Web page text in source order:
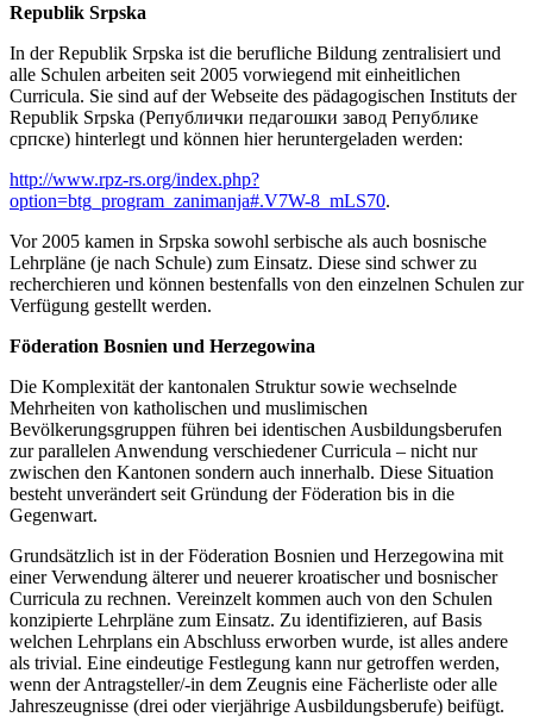
Republik Srpska
In der Republik Srpska ist die berufliche Bildung zentralisiert und
alle Schulen arbeiten seit 2005 vorwiegend mit einheitlichen
Curricula. Sie sind auf der Webseite des pädagogischen Instituts der
Republik Srpska (Републички педагошки завод Републике
српске) hinterlegt und können hier heruntergeladen werden:
http://www.rpz-rs.org/index.php?
option=btg_program_zanimanja#.V7W-8_mLS70.
Vor 2005 kamen in Srpska sowohl serbische als auch bosnische
Lehrpläne (je nach Schule) zum Einsatz. Diese sind schwer zu
recherchieren und können bestenfalls von den einzelnen Schulen zur
Verfügung gestellt werden.
Föderation Bosnien und Herzegowina
Die Komplexität der kantonalen Struktur sowie wechselnde
Mehrheiten von katholischen und muslimischen
Bevölkerungsgruppen führen bei identischen Ausbildungsberufen
zur parallelen Anwendung verschiedener Curricula – nicht nur
zwischen den Kantonen sondern auch innerhalb. Diese Situation
besteht unverändert seit Gründung der Föderation bis in die
Gegenwart.
Grundsätzlich ist in der Föderation Bosnien und Herzegowina mit
einer Verwendung älterer und neuerer kroatischer und bosnischer
Curricula zu rechnen. Vereinzelt kommen auch von den Schulen
konzipierte Lehrpläne zum Einsatz. Zu identifizieren, auf Basis
welchen Lehrplans ein Abschluss erworben wurde, ist alles andere
als trivial. Eine eindeutige Festlegung kann nur getroffen werden,
wenn der Antragsteller/-in dem Zeugnis eine Fächerliste oder alle
Jahreszeugnisse (drei oder vierjährige Ausbildungsberufe) beifügt.